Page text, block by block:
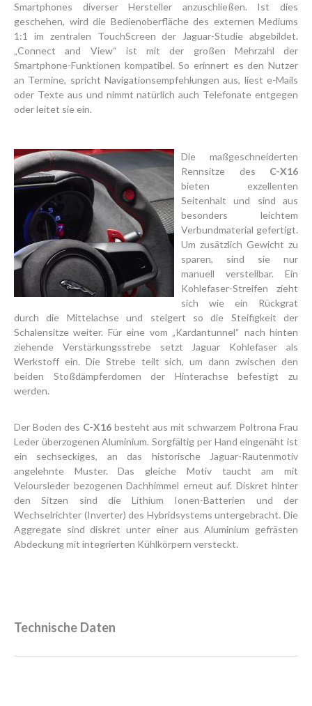
Smartphones diverser Hersteller anzuschließen. Ist dies
geschehen, wird die Bedienoberfläche des externen Mediums
1:1 im zentralen TouchScreen der Jaguar-Studie abgebildet.
„Connect and View“ ist mit der großen Mehrzahl der
Smartphone-Funktionen kompatibel. So erinnert es den Nutzer
an Termine, spricht Navigationsempfehlungen aus, liest e-Mails
oder Texte aus und nimmt natürlich auch Telefonate entgegen
oder leitet sie ein.
Die maßgeschneiderten
Rennsitze des C-X16
bieten exzellenten
Seitenhalt und sind aus
besonders leichtem
Verbundmaterial gefertigt.
Um zusätzlich Gewicht zu
sparen, sind sie nur
manuell verstellbar. Ein
Kohlefaser-Streifen zieht
sich wie ein Rückgrat
durch die Mittelachse und steigert so die Steifigkeit der
Schalensitze weiter. Für eine vom „Kardantunnel“ nach hinten
ziehende Verstärkungsstrebe setzt Jaguar Kohlefaser als
Werkstoff ein. Die Strebe teilt sich, um dann zwischen den
beiden Stoßdämpferdomen der Hinterachse befestigt zu
werden.
Der Boden des C-X16 besteht aus mit schwarzem Poltrona Frau
Leder überzogenen Aluminium. Sorgfältig per Hand eingenäht ist
ein sechseckiges, an das historische Jaguar-Rautenmotiv
angelehnte Muster. Das gleiche Motiv taucht am mit
Veloursleder bezogenen Dachhimmel erneut auf. Diskret hinter
den Sitzen sind die Lithium Ionen-Batterien und der
Wechselrichter (Inverter) des Hybridsystems untergebracht. Die
Aggregate sind diskret unter einer aus Aluminium gefrästen
Abdeckung mit integrierten Kühlkörpern versteckt.
Technische Daten